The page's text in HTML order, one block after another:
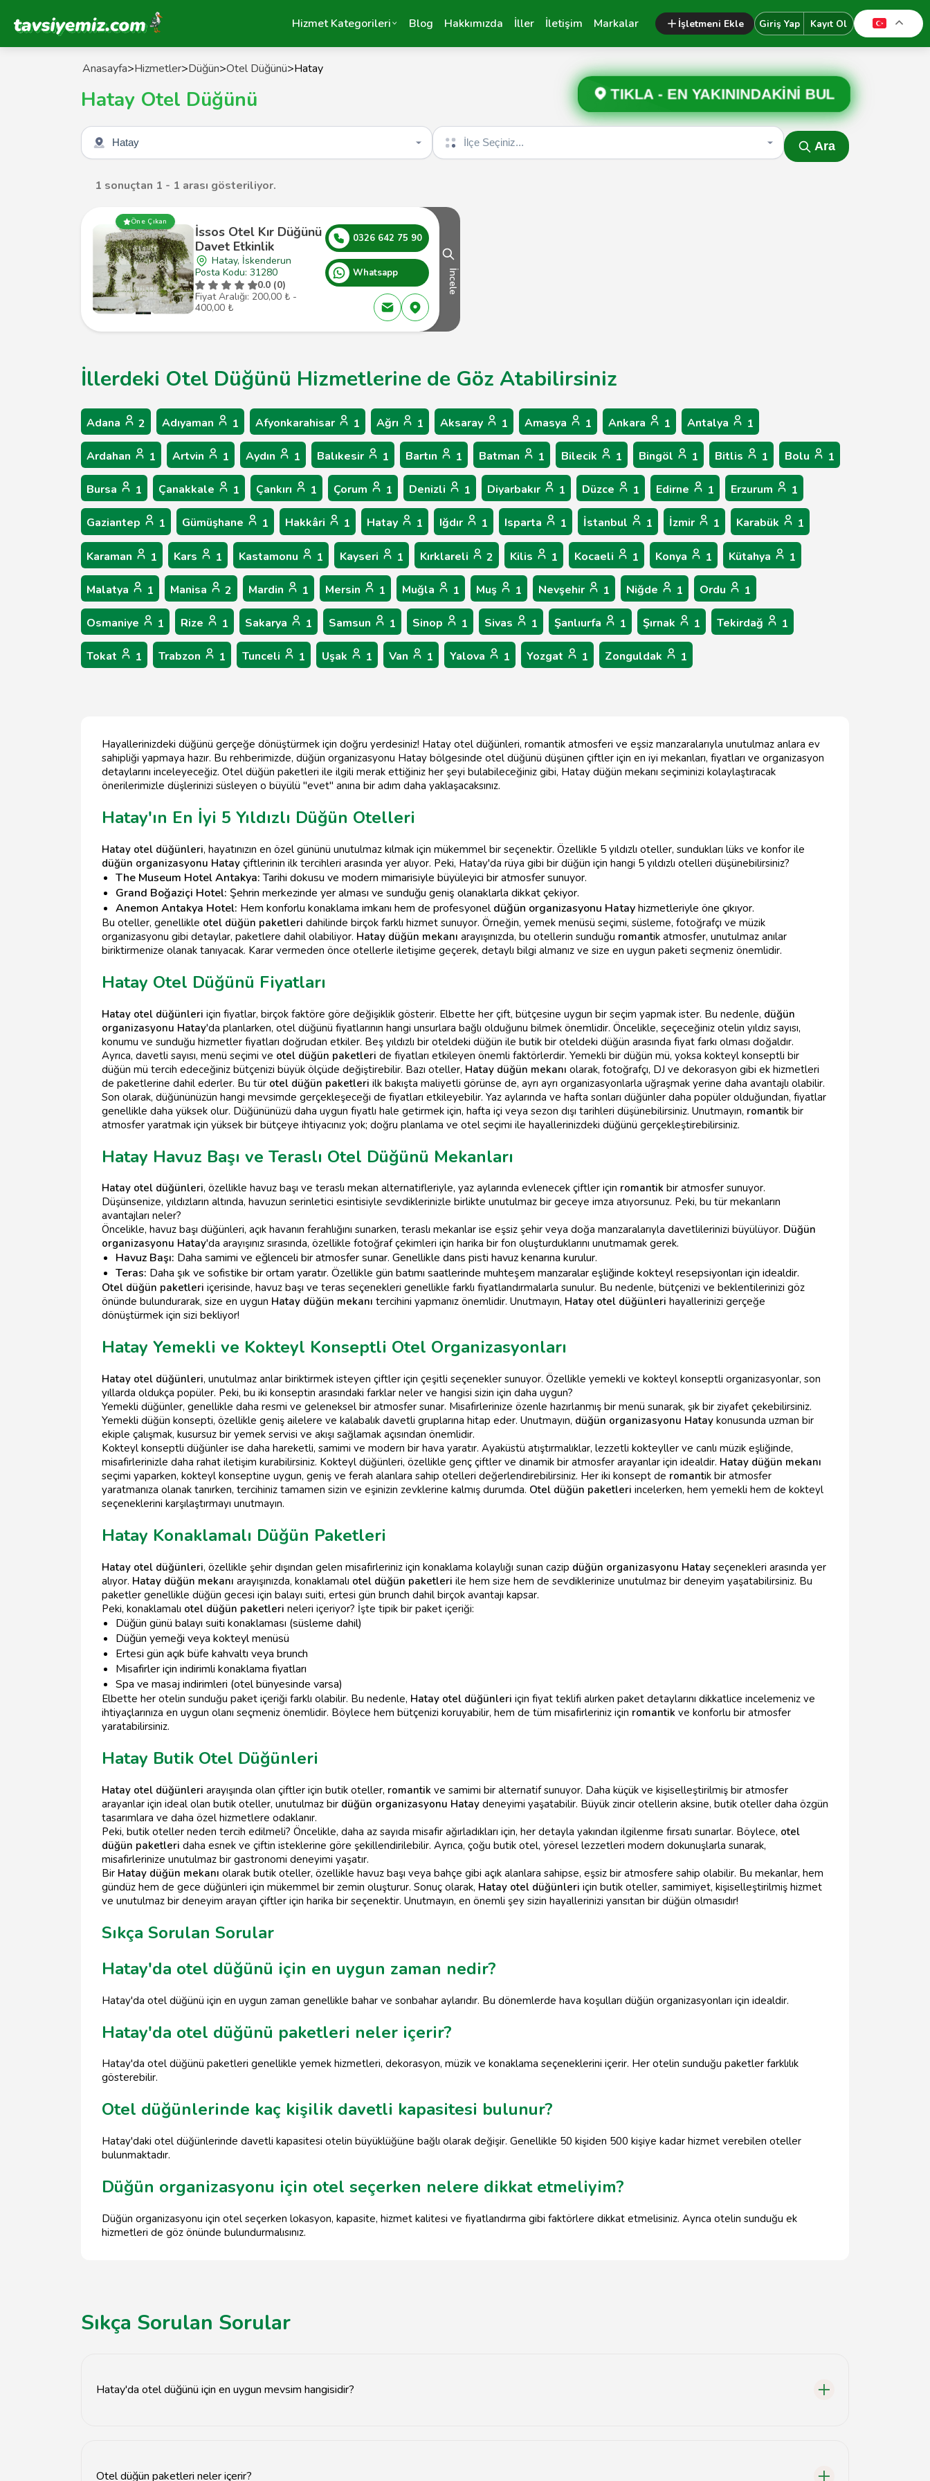
Tavsiyemiz Anasayfa Hizmet Kategorileri Blog Hakkımızda İller İletişim Markalar İşletmeni Ekle Giriş Yap Kayıt Ol
Anasayfa>Hizmetler>Düğün>Otel Düğünü>Hatay
Hatay Otel Düğünü TIKLA - EN YAKININDAKİNİ BUL
Şehir seçin İlçe seçin
Ara
1 sonuçtan 1 - 1 arası gösteriliyor.
Öne Çıkan
İssos Otel Kır Düğünü
Davet Etkinlik
Hatay, İskenderun
Posta Kodu: 31280
0.0 (0)
Fiyat Aralığı: 200,00 ₺ -
400,00 ₺
0326 642 75 90
Whatsapp İncele
İllerdeki Otel Düğünü Hizmetlerine de Göz Atabilirsiniz
Adana 2 Adıyaman 1 Afyonkarahisar 1 Ağrı 1 Aksaray 1 Amasya 1 Ankara 1 Antalya 1
Ardahan 1 Artvin 1 Aydın 1 Balıkesir 1 Bartın 1 Batman 1 Bilecik 1 Bingöl 1 Bitlis 1 Bolu 1
Bursa 1 Çanakkale 1 Çankırı 1 Çorum 1 Denizli 1 Diyarbakır 1 Düzce 1 Edirne 1 Erzurum 1
Gaziantep 1 Gümüşhane 1 Hakkâri 1 Hatay 1 Iğdır 1 Isparta 1 İstanbul 1 İzmir 1 Karabük 1
Karaman 1 Kars 1 Kastamonu 1 Kayseri 1 Kırklareli 2 Kilis 1 Kocaeli 1 Konya 1 Kütahya 1
Malatya 1 Manisa 2 Mardin 1 Mersin 1 Muğla 1 Muş 1 Nevşehir 1 Niğde 1 Ordu 1
Osmaniye 1 Rize 1 Sakarya 1 Samsun 1 Sinop 1 Sivas 1 Şanlıurfa 1 Şırnak 1 Tekirdağ 1
Tokat 1 Trabzon 1 Tunceli 1 Uşak 1 Van 1 Yalova 1 Yozgat 1 Zonguldak 1
Hayallerinizdeki düğünü gerçeğe dönüştürmek için doğru yerdesiniz! Hatay otel düğünleri, romantik atmosferi ve eşsiz manzaralarıyla unutulmaz anlara ev
sahipliği yapmaya hazır. Bu rehberimizde, düğün organizasyonu Hatay bölgesinde otel düğünü düşünen çiftler için en iyi mekanları, fiyatları ve organizasyon
detaylarını inceleyeceğiz. Otel düğün paketleri ile ilgili merak ettiğiniz her şeyi bulabileceğiniz gibi, Hatay düğün mekanı seçiminizi kolaylaştıracak
önerilerimizle düşlerinizi süsleyen o büyülü "evet" anına bir adım daha yaklaşacaksınız.
Hatay'ın En İyi 5 Yıldızlı Düğün Otelleri
Hatay otel düğünleri, hayatınızın en özel gününü unutulmaz kılmak için mükemmel bir seçenektir. Özellikle 5 yıldızlı oteller, sundukları lüks ve konfor ile
düğün organizasyonu Hatay çiftlerinin ilk tercihleri arasında yer alıyor. Peki, Hatay'da rüya gibi bir düğün için hangi 5 yıldızlı otelleri düşünebilirsiniz?
The Museum Hotel Antakya:Tarihi dokusu ve modern mimarisiyle büyüleyici bir atmosfer sunuyor.
Grand Boğaziçi Hotel: Şehrin merkezinde yer alması ve sunduğu geniş olanaklarla dikkat çekiyor.
Anemon Antakya Hotel: Hem konforlu konaklama imkanı hem de profesyoneldüğün organizasyonu Hatayhizmetleriyle öne çıkıyor.
Bu oteller, genellikle otel düğün paketleri dahilinde birçok farklı hizmet sunuyor. Örneğin, yemek menüsü seçimi, süsleme, fotoğrafçı ve müzik
organizasyonu gibi detaylar, paketlere dahil olabiliyor. Hatay düğün mekanı arayışınızda, bu otellerin sunduğu romantik atmosfer, unutulmaz anılar
biriktirmenize olanak tanıyacak. Karar vermeden önce otellerle iletişime geçerek, detaylı bilgi almanız ve size en uygun paketi seçmeniz önemlidir.
Hatay Otel Düğünü Fiyatları
Hatay otel düğünleri için fiyatlar, birçok faktöre göre değişiklik gösterir. Elbette her çift, bütçesine uygun bir seçim yapmak ister. Bu nedenle, düğün
organizasyonu Hatay'da planlarken, otel düğünü fiyatlarının hangi unsurlara bağlı olduğunu bilmek önemlidir. Öncelikle, seçeceğiniz otelin yıldız sayısı,
konumu ve sunduğu hizmetler fiyatları doğrudan etkiler. Beş yıldızlı bir oteldeki düğün ile butik bir oteldeki düğün arasında fiyat farkı olması doğaldır.
Ayrıca, davetli sayısı, menü seçimi ve otel düğün paketleri de fiyatları etkileyen önemli faktörlerdir. Yemekli bir düğün mü, yoksa kokteyl konseptli bir
düğün mü tercih edeceğiniz bütçenizi büyük ölçüde değiştirebilir. Bazı oteller, Hatay düğün mekanı olarak, fotoğrafçı, DJ ve dekorasyon gibi ek hizmetleri
de paketlerine dahil ederler. Bu tür otel düğün paketleri ilk bakışta maliyetli görünse de, ayrı ayrı organizasyonlarla uğraşmak yerine daha avantajlı olabilir.
Son olarak, düğününüzün hangi mevsimde gerçekleşeceği de fiyatları etkileyebilir. Yaz aylarında ve hafta sonları düğünler daha popüler olduğundan, fiyatlar
genellikle daha yüksek olur. Düğününüzü daha uygun fiyatlı hale getirmek için, hafta içi veya sezon dışı tarihleri düşünebilirsiniz. Unutmayın, romantik bir
atmosfer yaratmak için yüksek bir bütçeye ihtiyacınız yok; doğru planlama ve otel seçimi ile hayallerinizdeki düğünü gerçekleştirebilirsiniz.
Hatay Havuz Başı ve Teraslı Otel Düğünü Mekanları
Hatay otel düğünleri, özellikle havuz başı ve teraslı mekan alternatifleriyle, yaz aylarında evlenecek çiftler için romantik bir atmosfer sunuyor.
Düşünsenize, yıldızların altında, havuzun serinletici esintisiyle sevdiklerinizle birlikte unutulmaz bir geceye imza atıyorsunuz. Peki, bu tür mekanların
avantajları neler?
Öncelikle, havuz başı düğünleri, açık havanın ferahlığını sunarken, teraslı mekanlar ise eşsiz şehir veya doğa manzaralarıyla davetlilerinizi büyülüyor. Düğün
organizasyonu Hatay'da arayışınız sırasında, özellikle fotoğraf çekimleri için harika bir fon oluşturduklarını unutmamak gerek.
Havuz Başı: Daha samimi ve eğlenceli bir atmosfer sunar. Genellikle dans pisti havuz kenarına kurulur.
Teras: Daha şık ve sofistike bir ortam yaratır. Özellikle gün batımı saatlerinde muhteşem manzaralar eşliğinde kokteyl resepsiyonları için idealdir.
Otel düğün paketleri içerisinde, havuz başı ve teras seçenekleri genellikle farklı fiyatlandırmalarla sunulur. Bu nedenle, bütçenizi ve beklentilerinizi göz
önünde bulundurarak, size en uygun Hatay düğün mekanı tercihini yapmanız önemlidir. Unutmayın, Hatay otel düğünleri hayallerinizi gerçeğe
dönüştürmek için sizi bekliyor!
Hatay Yemekli ve Kokteyl Konseptli Otel Organizasyonları
Hatay otel düğünleri, unutulmaz anlar biriktirmek isteyen çiftler için çeşitli seçenekler sunuyor. Özellikle yemekli ve kokteyl konseptli organizasyonlar, son
yıllarda oldukça popüler. Peki, bu iki konseptin arasındaki farklar neler ve hangisi sizin için daha uygun?
Yemekli düğünler, genellikle daha resmi ve geleneksel bir atmosfer sunar. Misafirlerinize özenle hazırlanmış bir menü sunarak, şık bir ziyafet çekebilirsiniz.
Yemekli düğün konsepti, özellikle geniş ailelere ve kalabalık davetli gruplarına hitap eder. Unutmayın, düğün organizasyonu Hatay konusunda uzman bir
ekiple çalışmak, kusursuz bir yemek servisi ve akışı sağlamak açısından önemlidir.
Kokteyl konseptli düğünler ise daha hareketli, samimi ve modern bir hava yaratır. Ayaküstü atıştırmalıklar, lezzetli kokteyller ve canlı müzik eşliğinde,
misafirlerinizle daha rahat iletişim kurabilirsiniz. Kokteyl düğünleri, özellikle genç çiftler ve dinamik bir atmosfer arayanlar için idealdir. Hatay düğün mekanı
seçimi yaparken, kokteyl konseptine uygun, geniş ve ferah alanlara sahip otelleri değerlendirebilirsiniz. Her iki konsept de romantik bir atmosfer
yaratmanıza olanak tanırken, tercihiniz tamamen sizin ve eşinizin zevklerine kalmış durumda. Otel düğün paketleri incelerken, hem yemekli hem de kokteyl
seçeneklerini karşılaştırmayı unutmayın.
Hatay Konaklamalı Düğün Paketleri
Hatay otel düğünleri, özellikle şehir dışından gelen misafirleriniz için konaklama kolaylığı sunan cazip düğün organizasyonu Hatay seçenekleri arasında yer
alıyor. Hatay düğün mekanı arayışınızda, konaklamalı otel düğün paketleri ile hem size hem de sevdiklerinize unutulmaz bir deneyim yaşatabilirsiniz. Bu
paketler genellikle düğün gecesi için balayı suiti, ertesi gün brunch dahil birçok avantajı kapsar.
Peki, konaklamalı otel düğün paketleri neleri içeriyor? İşte tipik bir paket içeriği:
Düğün günü balayı suiti konaklaması (süsleme dahil)
Düğün yemeği veya kokteyl menüsü
Ertesi gün açık büfe kahvaltı veya brunch
Misafirler için indirimli konaklama fiyatları
Spa ve masaj indirimleri (otel bünyesinde varsa)
Elbette her otelin sunduğu paket içeriği farklı olabilir. Bu nedenle, Hatay otel düğünleri için fiyat teklifi alırken paket detaylarını dikkatlice incelemeniz ve
ihtiyaçlarınıza en uygun olanı seçmeniz önemlidir. Böylece hem bütçenizi koruyabilir, hem de tüm misafirleriniz için romantik ve konforlu bir atmosfer
yaratabilirsiniz.
Hatay Butik Otel Düğünleri
Hatay otel düğünleri arayışında olan çiftler için butik oteller, romantik ve samimi bir alternatif sunuyor. Daha küçük ve kişiselleştirilmiş bir atmosfer
arayanlar için ideal olan butik oteller, unutulmaz bir düğün organizasyonu Hatay deneyimi yaşatabilir. Büyük zincir otellerin aksine, butik oteller daha özgün
tasarımlara ve daha özel hizmetlere odaklanır.
Peki, butik oteller neden tercih edilmeli? Öncelikle, daha az sayıda misafir ağırladıkları için, her detayla yakından ilgilenme fırsatı sunarlar. Böylece, otel
düğün paketleri daha esnek ve çiftin isteklerine göre şekillendirilebilir. Ayrıca, çoğu butik otel, yöresel lezzetleri modern dokunuşlarla sunarak,
misafirlerinize unutulmaz bir gastronomi deneyimi yaşatır.
Bir Hatay düğün mekanı olarak butik oteller, özellikle havuz başı veya bahçe gibi açık alanlara sahipse, eşsiz bir atmosfere sahip olabilir. Bu mekanlar, hem
gündüz hem de gece düğünleri için mükemmel bir zemin oluşturur. Sonuç olarak, Hatay otel düğünleri için butik oteller, samimiyet, kişiselleştirilmiş hizmet
ve unutulmaz bir deneyim arayan çiftler için harika bir seçenektir. Unutmayın, en önemli şey sizin hayallerinizi yansıtan bir düğün olmasıdır!
Sıkça Sorulan Sorular
Hatay'da otel düğünü için en uygun zaman nedir?
Hatay'da otel düğünü için en uygun zaman genellikle bahar ve sonbahar aylarıdır. Bu dönemlerde hava koşulları düğün organizasyonları için idealdir.
Hatay'da otel düğünü paketleri neler içerir?
Hatay'da otel düğünü paketleri genellikle yemek hizmetleri, dekorasyon, müzik ve konaklama seçeneklerini içerir. Her otelin sunduğu paketler farklılık
gösterebilir.
Otel düğünlerinde kaç kişilik davetli kapasitesi bulunur?
Hatay'daki otel düğünlerinde davetli kapasitesi otelin büyüklüğüne bağlı olarak değişir. Genellikle 50 kişiden 500 kişiye kadar hizmet verebilen oteller
bulunmaktadır.
Düğün organizasyonu için otel seçerken nelere dikkat etmeliyim?
Düğün organizasyonu için otel seçerken lokasyon, kapasite, hizmet kalitesi ve fiyatlandırma gibi faktörlere dikkat etmelisiniz. Ayrıca otelin sunduğu ek
hizmetleri de göz önünde bulundurmalısınız.
Sıkça Sorulan Sorular
Hatay'da otel düğünü için en uygun mevsim hangisidir?
Otel düğün paketleri neler içerir?